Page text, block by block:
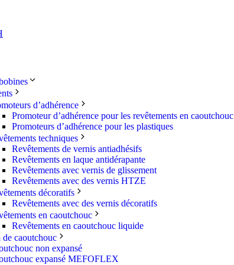
d’adhérence
Promoteur d’adhérence pour les revêtements en caoutchouc
Promoteurs d’adhérence pour les plastiques
techniques
Revêtements de vernis antiadhésifs
Revêtements en laque antidérapante
Revêtements avec vernis de glissement
Revêtements avec des vernis HTZE
décoratifs
Revêtements avec des vernis décoratifs
en caoutchouc
Revêtements en caoutchouc liquide
caoutchouc
non expansé
expansé MEFOFLEX